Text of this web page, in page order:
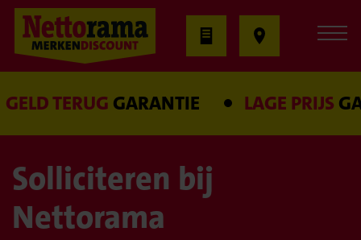
TERUGGARANTIE LAGE PRIJS
Solliciteren bij
Nettorama